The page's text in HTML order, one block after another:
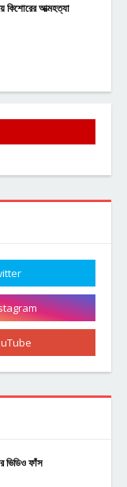
কিশোরের আত্মহত্যা
ভিডিও ফাঁস